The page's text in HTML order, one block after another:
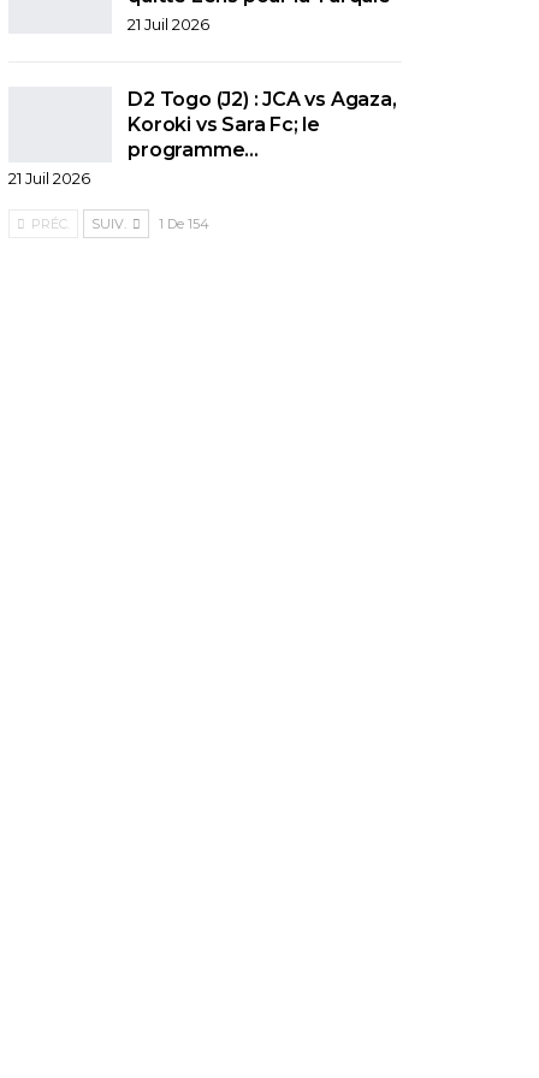
21 Juil 2026
D2 Togo (J2) : JCA vs Agaza,
Koroki vs Sara Fc; le
programme…
21 Juil 2026
PRÉC. SUIV. 1 De 154